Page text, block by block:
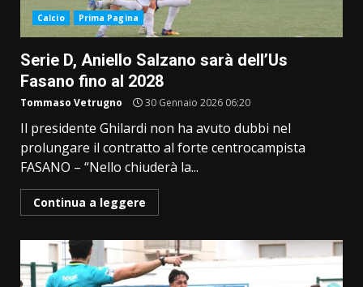
Calcio Prima Pagina
Serie D, Aniello Salzano sarà dell’Us
Fasano fino al 2028
Tommaso Vetrugno 30 Gennaio 2026 06:20
Il presidente Ghilardi non ha avuto dubbi nel
prolungare il contratto al forte centrocampista
FASANO – “Nello chiuderà la...
Continua a leggere